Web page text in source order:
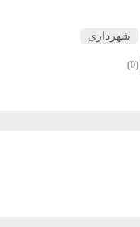
شهرداری
(0)